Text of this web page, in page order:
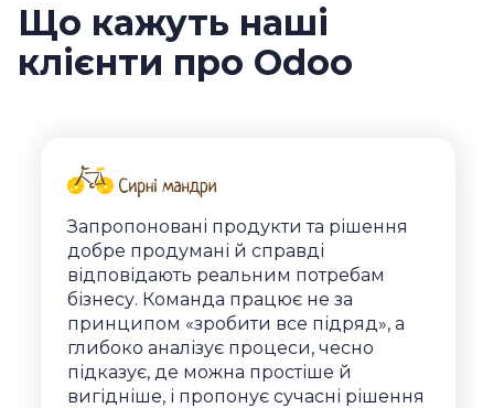
Що кажуть наші
клієнти про Odoo
Запропоновані продукти та рішення
добре продумані й справді
відповідають реальним потребам
бізнесу. Команда працює не за
принципом «зробити все підряд», а
глибоко аналізує процеси, чесно
підказує, де можна простіше й
вигідніше, і пропонує сучасні рішення